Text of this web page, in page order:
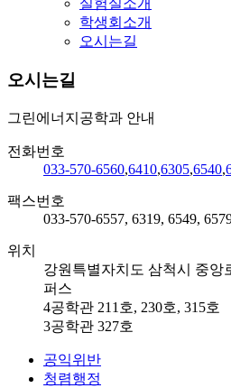
실험실소개
학생회소개
오시는길
오시는길
그린에너지공학과 안내
전화번호
033-570-6560,6410,6305,6540,
팩스번호
033-570-6557, 6319, 6549,
위치
강원특별자치도 삼척시 중앙
퍼스
4공학관 211호, 230호, 315호
3공학관 327호
공익위반
청렴행정